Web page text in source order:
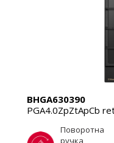
BHGA630390
PGA4.0ZpZtApCb
Поворотна
ручка